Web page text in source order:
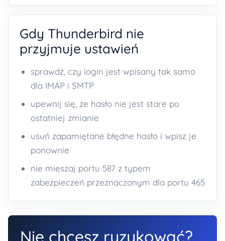
Gdy Thunderbird nie
przyjmuje ustawień
sprawdź, czy login jest wpisany tak samo
dla IMAP i SMTP
upewnij się, że hasło nie jest stare po
ostatniej zmianie
usuń zapamiętane błędne hasło i wpisz je
ponownie
nie mieszaj portu 587 z typem
zabezpieczeń przeznaczonym dla portu 465
Nie chcesz ryzykować?